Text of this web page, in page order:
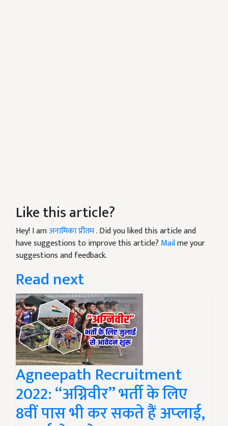
Like this article?
Hey! I amअनामिका प्रीतम. Did you liked this article and
have suggestions to improve this article? Mailme your
suggestions and feedback.
Read next
Agneepath Recruitment
2022: “अग्निवीर” भर्ती के लिए
8वीं पास भी कर सकते हैं अप्‍लाई,